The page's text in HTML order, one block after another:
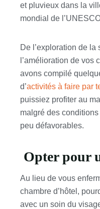
et pluvieux dans la
mondial de
De l’exploration de
l’amélioration de vos
avons compilé
d’activités à faire par
puissiez profiter au
malgré des
peu défavorables.
Opter pour
Au lieu de vous
chambre d’hôtel,
avec un soin du